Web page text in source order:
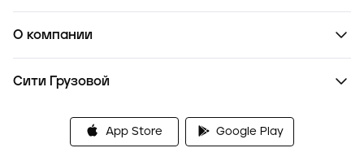
О компании
Сити Грузовой
App Store Google Play